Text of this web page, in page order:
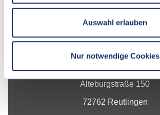
Auswahl erlauben
Nur notwendige Cookies
Kontakt
Alteburgstraße 150
72762 Reutlingen